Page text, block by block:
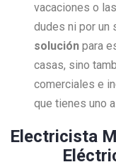
vacaciones o
dudes ni por un
solución para
casas, sino
comerciales e
que tienes uno
Electricista